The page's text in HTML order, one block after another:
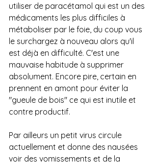
utiliser de paracétamol qui est un des
médicaments les plus difficiles à
métaboliser par le foie, du coup vous
le surchargez à nouveau alors qu'il
est déjà en difficulté. C'est une
mauvaise habitude à supprimer
absolument. Encore pire, certain en
prennent en amont pour éviter la
"gueule de bois" ce qui est inutile et
contre productif.
Par ailleurs un petit virus circule
actuellement et donne des nausées
voir des vomissements et de la